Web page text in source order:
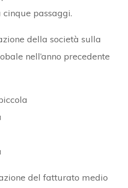
passaggi.
della società sulla
nell’anno precedente
del fatturato medio